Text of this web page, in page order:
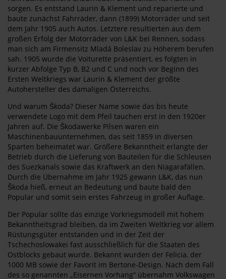
sorgen. Es entstand Laurin & Klement und reparierte und
baute zunächst Fahrräder, dann (1899) Motorräder und seit
dem Jahr 1905 auch Autos. Letztere resultierten aus dem
großen Erfolg der Motorräder von L&K bei Rennen, sodass
man sich am Firmensitz Mladá Boleslav zu Höherem berufen
sah. 1905 wurde die Voiturette präsentiert, es folgten in
kurzer Abfolge Typ B, B2 und C und noch vor Beginn des
Ersten Weltkriegs war Laurin & Klement der größte
Autohersteller des damaligen Österreichs.
Und warum Škoda? Dieser Name sowie das bis heute
verwendete Logo mit dem Pfeil tauchen erst in den 1920er
Jahren auf. Die Škodawerke Pilsen waren ein
Maschinenbauunternehmen, das seit 1859 in diversen
Sparten beheimatet war. Größere Bekanntheit erlangte der
Betrieb durch die Lieferung von Bauteilen für die Schleusen
des Suezkanals sowie das Kraftwerk an den Niagarafällen.
Durch die Übernahme im Jahr 1925 gewann L&K, das nun
Škoda hieß, erneut an Bedeutung und baute bald den
Popular und somit sein erstes Fahrzeug in großer Auflage.
Der Popular sollte das einzige Vorkriegsmodell mit hohem
Bekanntheitsgrad bleiben, da im Zweiten Weltkrieg vor allem
Rüstungsgüter entstanden und in der Zeit der
Tschechoslowakei fast ausschließlich für die Staaten des
Ostblocks gebaut wurde. Bekannt wurden der Felicia, der
1000 MB sowie der Favorit im Bertone-Design. Nach dem Fall
des so genannten „Eisernen Vorhang“ übernahm Volkswagen